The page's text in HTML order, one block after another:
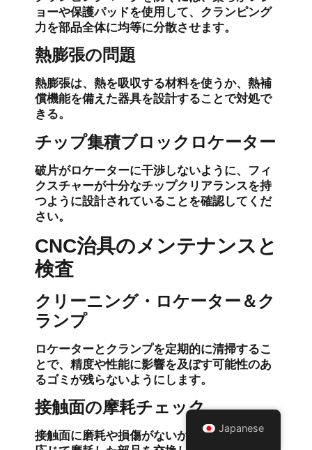
ョーや保護パッドを使用して、クランピング
力を部品全体に均等に分散させます。
熱膨張の問題
熱膨張は、熱を吸収する材料を使うか、熱補
償機能を備えた器具を設計することで対処で
きる。
チップ集積ブロックロケーター
破片がロケーターに干渉しないように、フィ
クスチャーが十分なチップクリアランスを持
つように設計されていることを確認してくだ
さい。
CNC治具のメンテナンスと
検査
クリーニング・ロケーター＆ク
ランプ
ロケーターとクランプを定期的に清掃するこ
とで、精度や性能に影響を及ぼす可能性のあ
るゴミが残らないようにします。
接触面の摩耗チェック
接触面に磨耗や損傷がないか点検し、必要に
Japanese